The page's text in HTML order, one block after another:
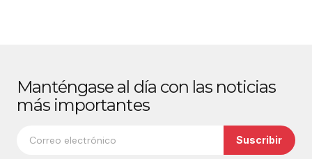
Manténgase al día con las noticias
más importantes
Suscribir